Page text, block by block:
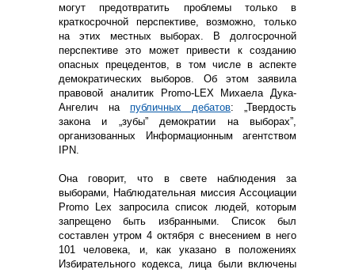
могут предотвратить проблемы только в
краткосрочной перспективе, возможно, только
на этих местных выборах. В долгосрочной
перспективе это может привести к созданию
опасных прецедентов, в том числе в аспекте
демократических выборов. Об этом заявила
правовой аналитик Promo-LEX Михаела Дука-
Ангелич на публичных дебатов: „Твердость
закона и „зубы” демократии на выборах”,
организованных Информационным агентством
IPN.
Она говорит, что в свете наблюдения за
выборами, Наблюдательная миссия Ассоциации
Promo Lex запросила список людей, которым
запрещено быть избранными. Список был
составлен утром 4 октября с внесением в него
101 человека, и, как указано в положениях
Избирательного кодекса, лица были включены